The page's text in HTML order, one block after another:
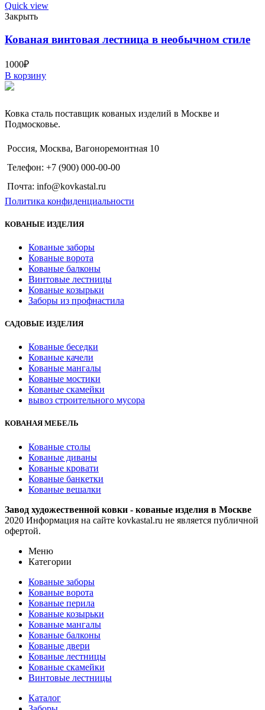
Quick view
Закрыть
Кованая винтовая лестница в необычном стиле
1000₽
В корзину
Ковка сталь поставщик кованых изделий в Москве и
Подмосковье.
Россия, Москва, Вагоноремонтная 10
Телефон: +7 (900) 000-00-00
Почта: info@kovkastal.ru
Политика конфиденциальности
КОВАНЫЕ ИЗДЕЛИЯ
Кованые заборы
Кованые ворота
Кованые балконы
Винтовые лестницы
Кованые козырьки
Заборы из профнастила
САДОВЫЕ ИЗДЕЛИЯ
Кованые беседки
Кованые качели
Кованые мангалы
Кованые мостики
Кованые скамейки
вывоз строительного мусора
КОВАНАЯ МЕБЕЛЬ
Кованые столы
Кованые диваны
Кованые кровати
Кованые банкетки
Кованые вешалки
Завод художественной ковки - кованые изделия в Москве
2020 Информация на сайте kovkastal.ru не является публичной
офертой.
Меню
Категории
Кованые заборы
Кованые ворота
Кованые перила
Кованые козырьки
Кованые мангалы
Кованые балконы
Кованые двери
Кованые лестницы
Кованые скамейки
Винтовые лестницы
Каталог